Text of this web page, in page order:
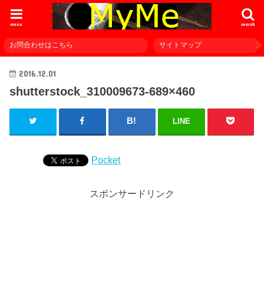
search
menu
お問合わせはこちら サイトマップ
2016.12.01
shutterstock_310009673-689×460
LINE
Pocket
スポンサードリンク